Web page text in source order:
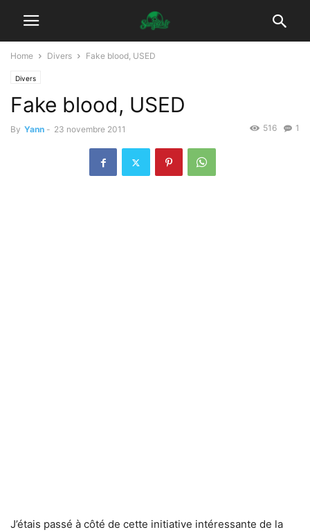
Home Divers Fake blood, USED
Divers
Fake blood, USED
By Yann - 23 novembre 2011 1
516
J’étais passé à côté de cette initiative intéressante de la